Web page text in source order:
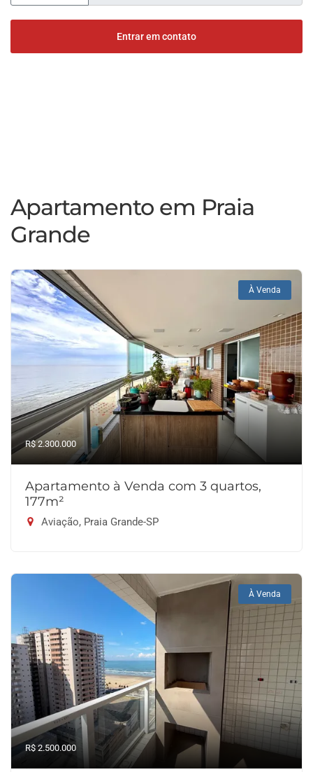
Entrar em contato
Apartamento em Praia
Grande
À Venda
R$ 2.300.000
Apartamento à Venda com 3 quartos,
177m²
Aviação, Praia Grande-SP
À Venda
R$ 2.500.000